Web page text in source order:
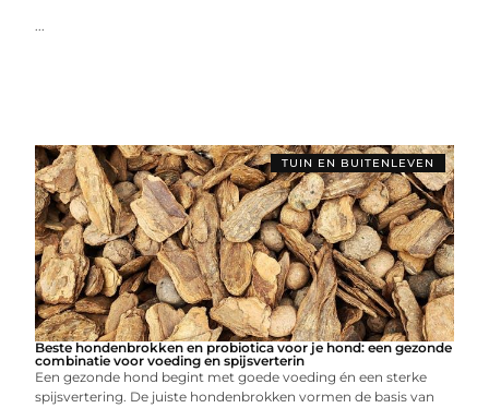
...
TUIN EN BUITENLEVEN
Beste hondenbrokken en probiotica voor je hond: een gezonde
combinatie voor voeding en spijsverterin
Een gezonde hond begint met goede voeding én een sterke
spijsvertering. De juiste hondenbrokken vormen de basis van